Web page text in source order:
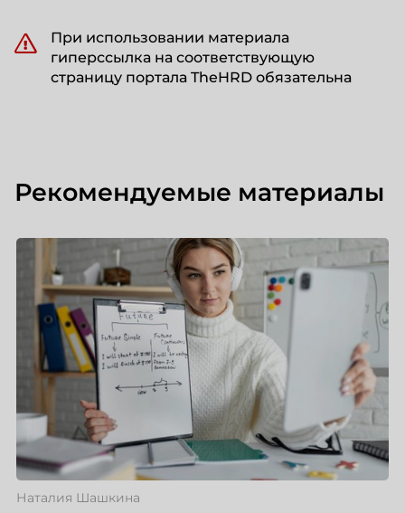
При использовании материала
гиперссылка на соответствующую
страницу портала TheHRD обязательна
Рекомендуемые материалы
Наталия Шашкина